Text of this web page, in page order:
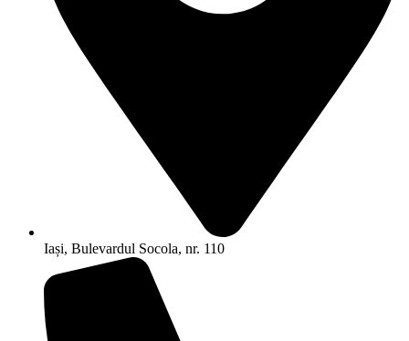
Iași, Bulevardul Socola, nr. 110